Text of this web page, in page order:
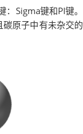
Sigma键和PI键。
原子中有未杂交的